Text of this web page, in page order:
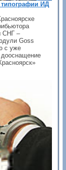
ИД
СНГ –
Goss
с уже